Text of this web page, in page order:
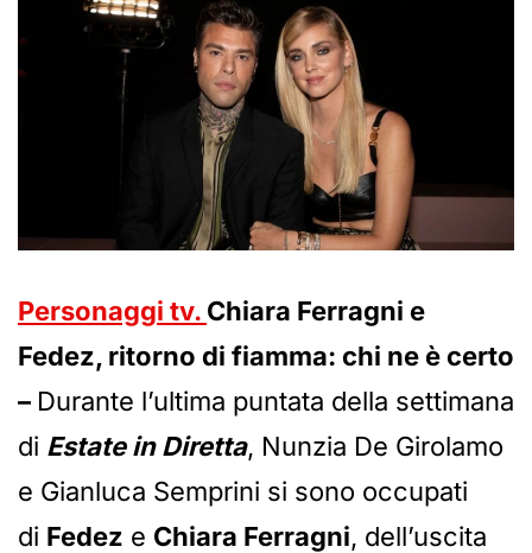
Personaggi tv. Chiara Ferragni e
Fedez, ritorno di fiamma: chi ne è certo
– Durante l’ultima puntata della settimana
di Estate in Diretta, Nunzia De Girolamo
e Gianluca Semprini si sono occupati
di Fedez e Chiara Ferragni, dell’uscita